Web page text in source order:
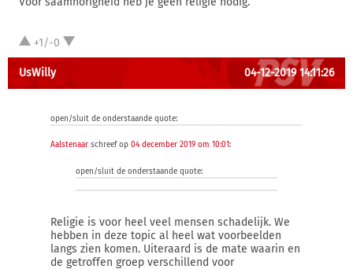
+1/-0
UsWilly 04-12-2019 14:11:26
open/sluit de onderstaande quote:
Aalstenaar schreef op 04 december 2019 om 10:01:
open/sluit de onderstaande quote:
Religie is voor heel veel mensen schadelijk. We
hebben in deze topic al heel wat voorbeelden
langs zien komen. Uiteraard is de mate waarin en
de getroffen groep verschillend voor